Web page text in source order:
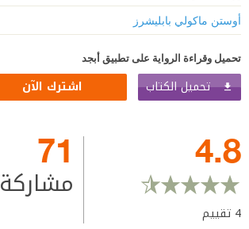
أوستن ماكولي بابليشرز
تحميل وقراءة الرواية على تطبيق أبجد
تحميل الكتاب اشترك الآن
4.8
4 تقييم
71
مشاركة